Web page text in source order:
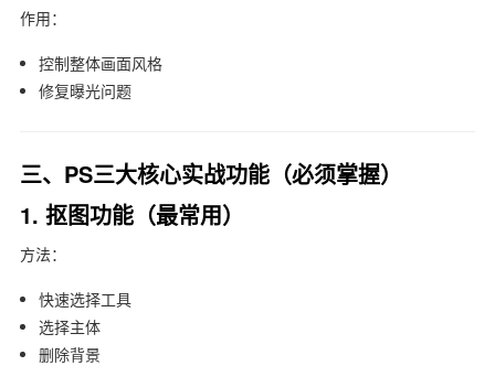
作用：
控制整体画面风格
修复曝光问题
三、PS三大核心实战功能（必须掌握）
1. 抠图功能（最常用）
方法：
快速选择工具
选择主体
删除背景